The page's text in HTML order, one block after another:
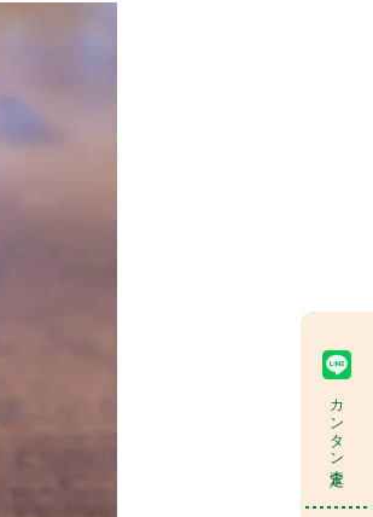
カンタン査定